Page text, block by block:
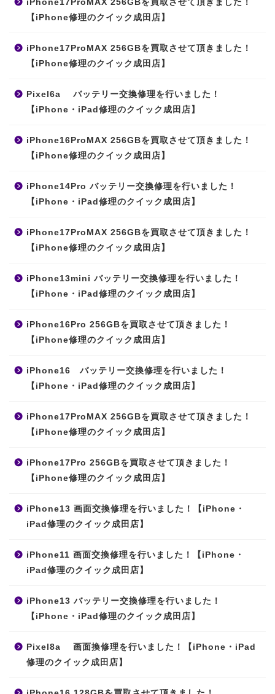
iPhone17ProMAX 256GBを買取させて頂きました！
【iPhone修理のクイック成田店】
iPhone17ProMAX 256GBを買取させて頂きました！
【iPhone修理のクイック成田店】
Pixel6a バッテリー交換修理を行いました！
【iPhone・iPad修理のクイック成田店】
iPhone16ProMAX 256GBを買取させて頂きました！
【iPhone修理のクイック成田店】
iPhone14Pro バッテリー交換修理を行いました！
【iPhone・iPad修理のクイック成田店】
iPhone17ProMAX 256GBを買取させて頂きました！
【iPhone修理のクイック成田店】
iPhone13mini バッテリー交換修理を行いました！
【iPhone・iPad修理のクイック成田店】
iPhone16Pro 256GBを買取させて頂きました！
【iPhone修理のクイック成田店】
iPhone16 バッテリー交換修理を行いました！
【iPhone・iPad修理のクイック成田店】
iPhone17ProMAX 256GBを買取させて頂きました！
【iPhone修理のクイック成田店】
iPhone17Pro 256GBを買取させて頂きました！
【iPhone修理のクイック成田店】
iPhone13 画面交換修理を行いました！【iPhone・
iPad修理のクイック成田店】
iPhone11 画面交換修理を行いました！【iPhone・
iPad修理のクイック成田店】
iPhone13 バッテリー交換修理を行いました！
【iPhone・iPad修理のクイック成田店】
Pixel8a 画面換修理を行いました！【iPhone・iPad
修理のクイック成田店】